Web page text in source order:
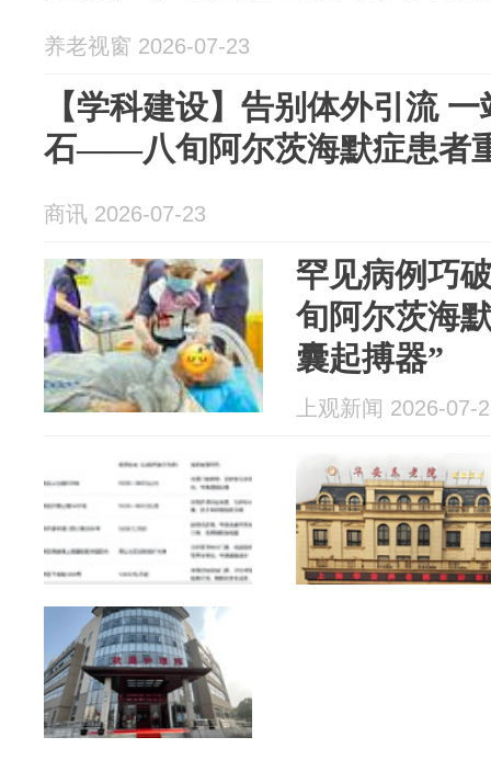
养老视窗 2026-07-23
【学科建设】告别体外引流
石——八旬阿尔茨海默症患者
商讯 2026-07-23
罕见病例巧
旬阿尔茨海
囊起搏器”
上观新闻 2026-07-